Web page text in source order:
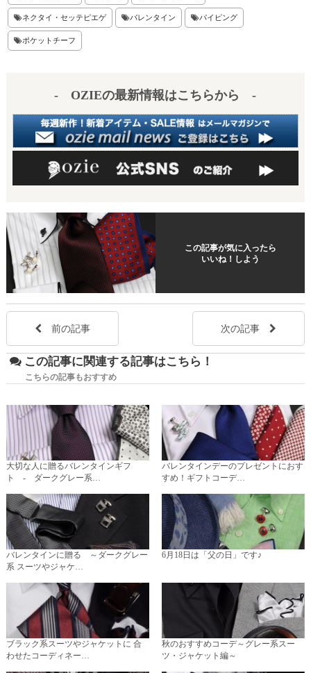
es
t
a
ネクタイ・セッテピエゲ バレンタイン パイピング
ポケットチーフ
- OZIEの最新情報はこちらから -
この記事が気に入ったら
いいね！しよう
前の記事 次の記事
この記事に関連する記事はこちら！
こちらの記事もおすすめ
大切な人に贈るバレンタインギフ
ト - ダークグレー系…
バレンタインデーのプレゼントにおす
すめ！ギフトコーデ…
バレンタインに贈る ～ダークグレー
系 スーツやジャケ…
6月18日は「父の日」です♪
ブラック系スーツやジャケットに 合
わせたコーディネー…
秋のおすすめコーデ～グレー系スー
ツ・ジャケット編～